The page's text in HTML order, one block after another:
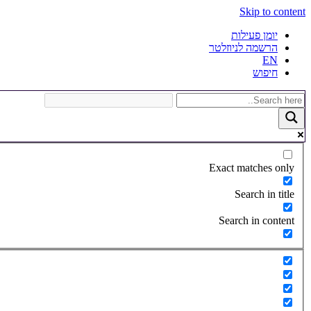
Skip to content
יומן פעילות
הרשמה לניוזלטר
EN
חיפוש
Exact matches only
Search in title
Search in content